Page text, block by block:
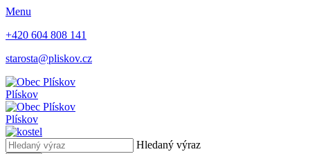
Menu
+420 604 808 141
starosta@pliskov.cz
Plískov
Plískov
Hledaný výraz